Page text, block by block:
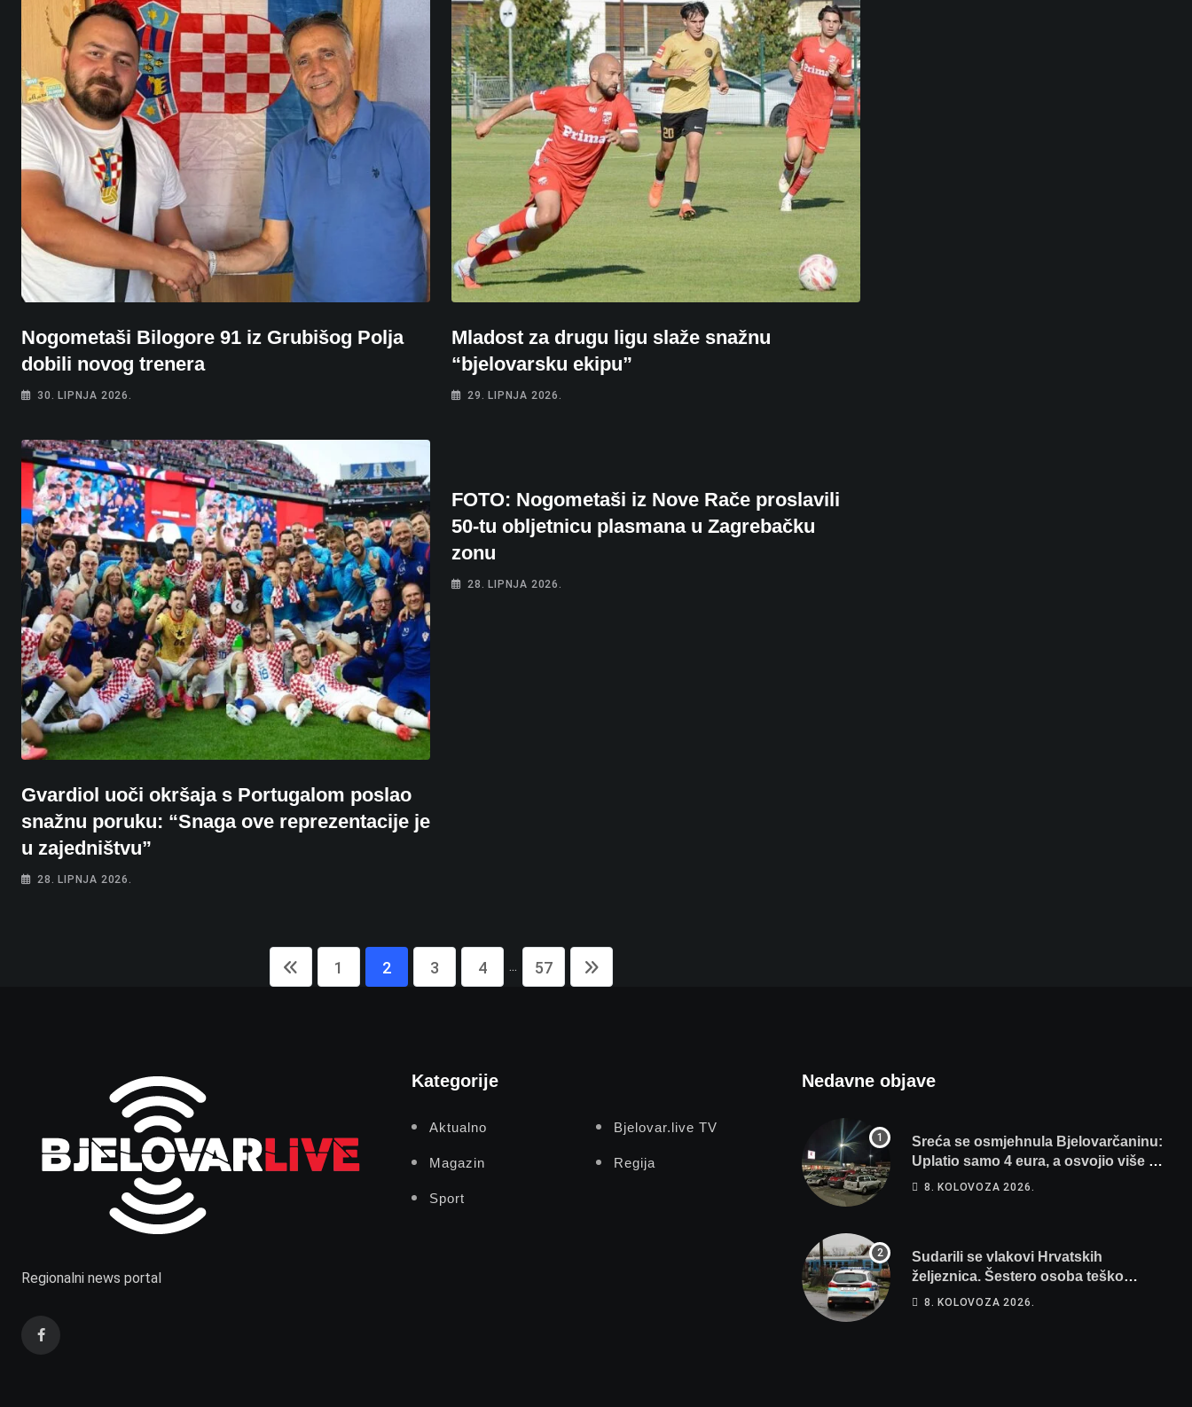
Nogometaši Bilogore 91 iz Grubišog Polja
dobili novog trenera
30. LIPNJA 2026.
Mladost za drugu ligu slaže snažnu
“bjelovarsku ekipu”
29. LIPNJA 2026.
Gvardiol uoči okršaja s Portugalom poslao
snažnu poruku: “Snaga ove reprezentacije je
u zajedništvu”
28. LIPNJA 2026.
FOTO: Nogometaši iz Nove Rače proslavili
50-tu obljetnicu plasmana u Zagrebačku
zonu
28. LIPNJA 2026.
1 2 3 4 ... 57
Regionalni news portal
Kategorije
Aktualno Bjelovar.live TV
Magazin Regija
Sport
Nedavne objave
Sreća se osmjehnula Bjelovarčaninu:
Uplatio samo 4 eura, a osvojio više od
80 tisuća eura
8. KOLOVOZA 2026.
Sudarili se vlakovi Hrvatskih
željeznica. Šestero osoba teško
ozlijeđeno, mlađa žena na intenzivnoj
8. KOLOVOZA 2026.